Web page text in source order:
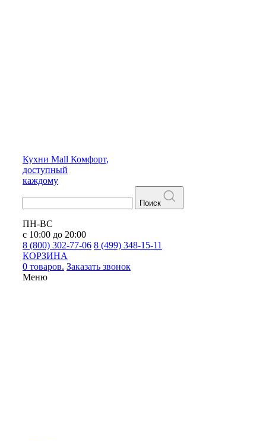
Кухни Mall Комфорт,
доступный
каждому
Поиск
ПН-ВС
с 10:00 до 20:00
8 (800) 302-77-06 8 (499) 348-15-11
КОРЗИНА
0 товаров. Заказать звонок
Меню